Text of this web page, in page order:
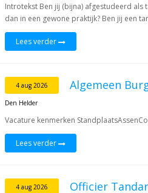
Introtekst Ben jij (bijna) afgestudeerd als
dan in een gewone praktijk? Ben jij een
Lees verder
4 aug 2026 Algemeen
Den Helder
Vacature kenmerken
Lees verder
4 aug 2026 Officier